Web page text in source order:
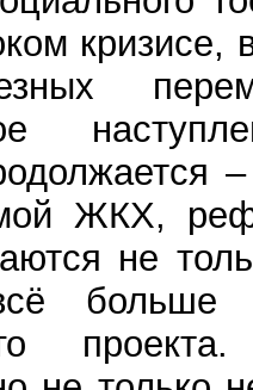
кризисе,
ЖКХ,
не
больше